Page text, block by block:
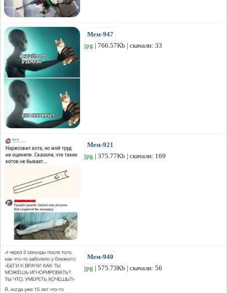
Мем-947
jpg | 766.57Kb | скачали: 33
Мем-921
jpg | 375.77Kb | скачали: 169
Мем-940
jpg | 575.73Kb | скачали: 56